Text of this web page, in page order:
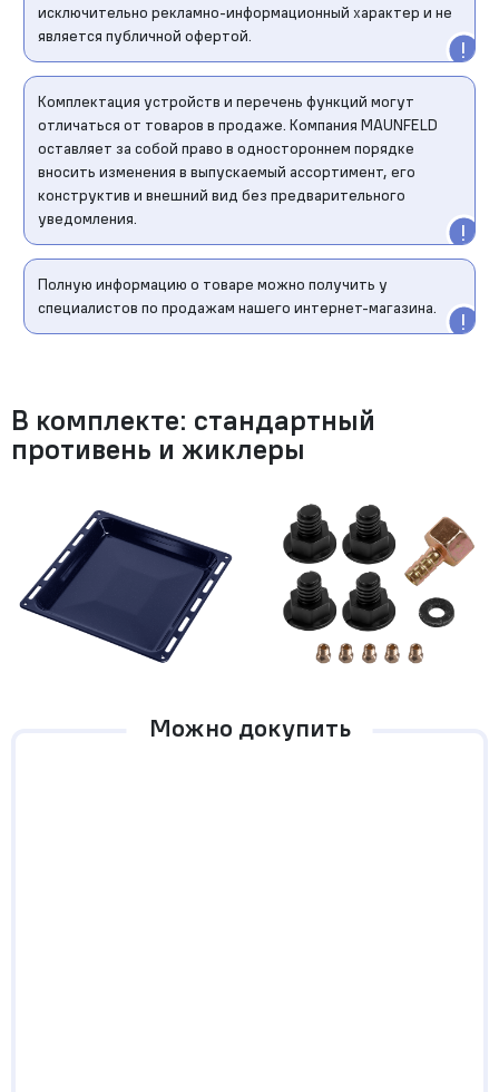
исключительно рекламно-информационный характер и не
является публичной офертой.
Комплектация устройств и перечень функций могут
отличаться от товаров в продаже. Компания MAUNFELD
оставляет за собой право в одностороннем порядке
вносить изменения в выпускаемый ассортимент, его
конструктив и внешний вид без предварительного
уведомления.
Полную информацию о товаре можно получить у
специалистов по продажам нашего интернет-магазина.
В комплекте: стандартный
противень и жиклеры
Можно докупить